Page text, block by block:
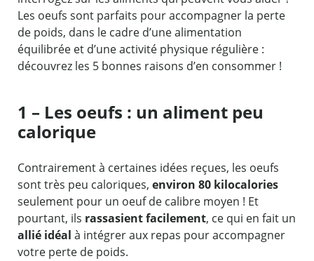
Les oeufs sont parfaits pour accompagner la perte
de poids, dans le cadre d’une alimentation
équilibrée et d’une activité physique régulière :
découvrez les 5 bonnes raisons d’en consommer !
1 – Les oeufs : un aliment peu
calorique
Contrairement à certaines idées reçues, les oeufs
sont très peu caloriques, environ 80 kilocalories
seulement pour un oeuf de calibre moyen ! Et
pourtant, ils rassasient facilement, ce qui en fait un
allié idéal à intégrer aux repas pour accompagner
votre perte de poids.